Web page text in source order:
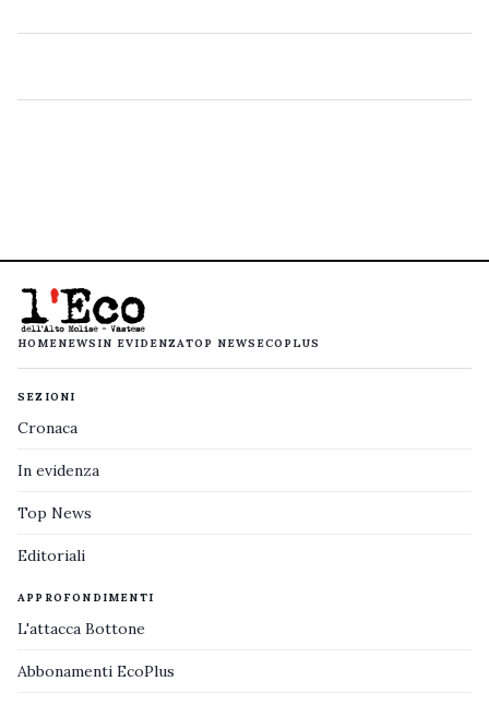
HOMENEWS IN EVIDENZATOP NEWS ECOPLUS
SEZIONI
Cronaca
In evidenza
Top News
Editoriali
APPROFONDIMENTI
L'attacca Bottone
Abbonamenti EcoPlus